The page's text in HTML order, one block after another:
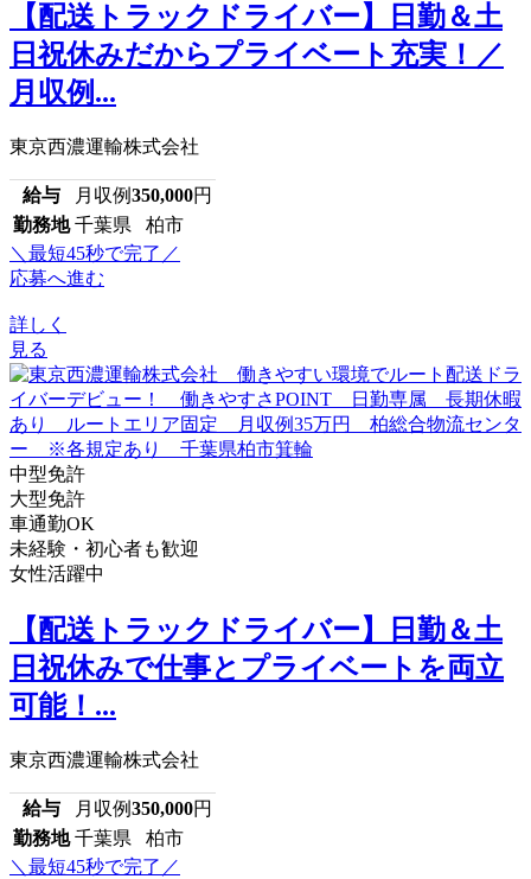
【配送トラックドライバー】日勤＆土
日祝休みだからプライベート充実！／
月収例...
東京西濃運輸株式会社
給与 月収例350,000円
勤務地 千葉県 柏市
＼最短45秒で完了／
応募へ進む
詳しく
見る
中型免許
大型免許
車通勤OK
未経験・初心者も歓迎
女性活躍中
【配送トラックドライバー】日勤＆土
日祝休みで仕事とプライベートを両立
可能！...
東京西濃運輸株式会社
給与 月収例350,000円
勤務地 千葉県 柏市
＼最短45秒で完了／